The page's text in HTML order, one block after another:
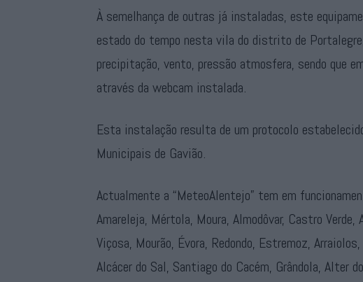
À semelhança de outras já instaladas, este
estado do tempo nesta vila do distrito de
precipitação, vento, pressão atmosfera, sendo que
através da webcam instalada.
Esta instalação resulta de um protocolo
Municipais de Gavião.
Actualmente a “MeteoAlentejo” tem em
Amareleja, Mértola, Moura, Almodôvar, Castro
Viçosa, Mourão, Évora, Redondo, Estremoz,
Alcácer do Sal, Santiago do Cacém, Grândola, Alter